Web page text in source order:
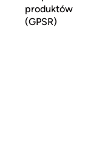
produktów
(GPSR)